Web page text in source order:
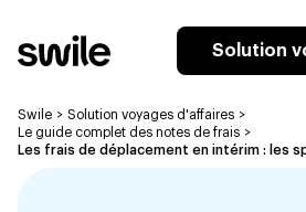
Solution
Swile > Solution voyages d'affaires >
Le guide complet des notes de frais >
Les frais de déplacement en intérim : les